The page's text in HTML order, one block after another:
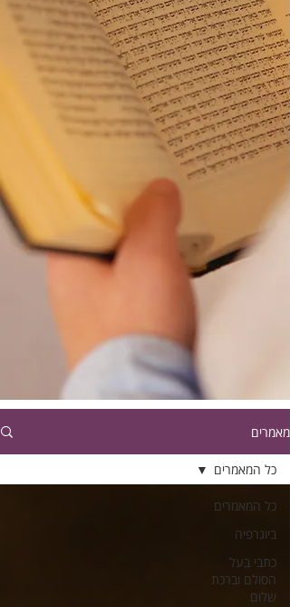
מאמרים
כל המאמרים
ביוגרפיה
כתבי בעל
הסולם וברכת
שלום
כל המאמרים